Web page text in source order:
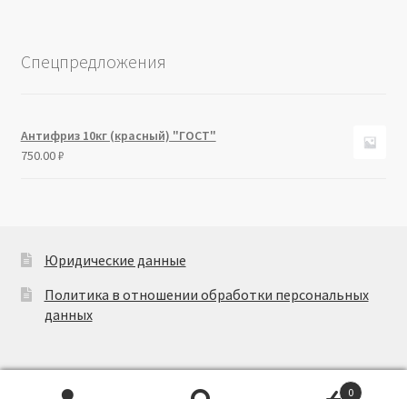
Спецпредложения
Антифриз 10кг (красный) "ГОСТ"
750.00₽
Юридические данные
Политика в отношении обработки персональных
данных
0